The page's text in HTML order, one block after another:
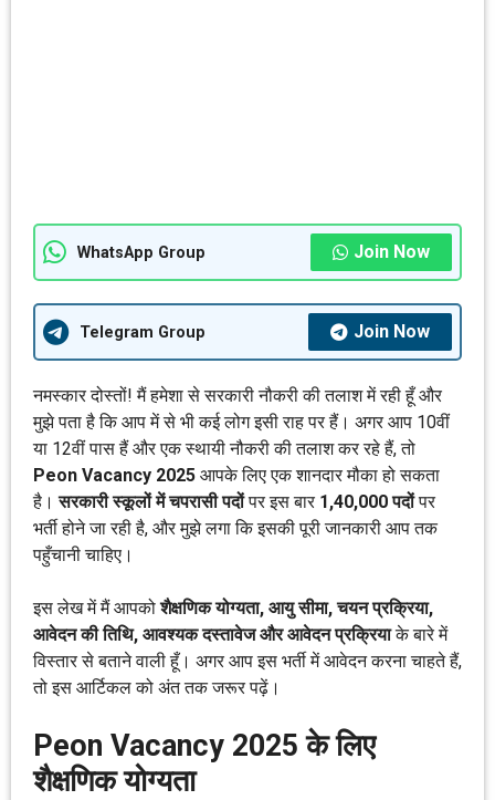
WhatsApp Group Join Now
Telegram Group Join Now
नमस्कार दोस्तों! मैं हमेशा से सरकारी नौकरी की तलाश में रही हूँ और
मुझे पता है कि आप में से भी कई लोग इसी राह पर हैं। अगर आप 10वीं
या 12वीं पास हैं और एक स्थायी नौकरी की तलाश कर रहे हैं, तो
Peon Vacancy 2025 आपके लिए एक शानदार मौका हो सकता
है।सरकारी स्कूलों में चपरासी पदोंपर इस बार 1,40,000 पदोंपर
भर्ती होने जा रही है, और मुझे लगा कि इसकी पूरी जानकारी आप तक
पहुँचानी चाहिए।
इस लेख में मैं आपकोशैक्षणिक योग्यता, आयु सीमा, चयन प्रक्रिया,
आवेदन की तिथि, आवश्यक दस्तावेज और आवेदन प्रक्रियाके बारे में
विस्तार से बताने वाली हूँ। अगर आप इस भर्ती में आवेदन करना चाहते हैं,
तो इस आर्टिकल को अंत तक जरूर पढ़ें।
Peon Vacancy 2025 के लिए
शैक्षणिक योग्यता